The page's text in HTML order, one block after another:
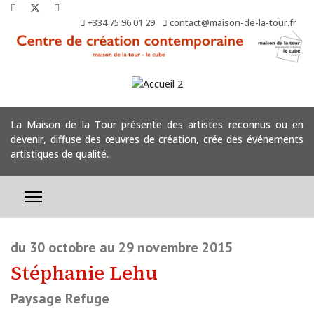
+334 75 96 01 29 contact@maison-de-la-tour.fr
La Maison de la Tour présente des artistes reconnus ou en
devenir, diffuse des œuvres de création, crée des événements
artistiques de qualité.
du 30 octobre au 29 novembre 2015
Stéphanie Lehu
Paysage Refuge